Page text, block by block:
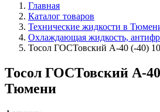
Главная
Каталог товаров
Технические жидкости в
Охлаждающая жидкость,
Тосол ГОСТовский А-40 (-40)
Тосол ГОСТовский А-40
Тюмени